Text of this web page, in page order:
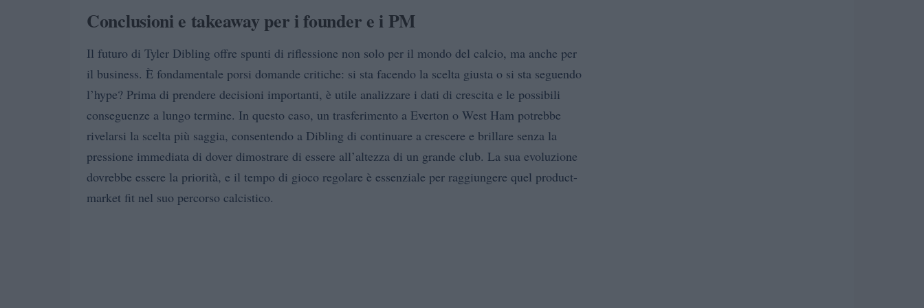
Conclusioni e takeaway per i founder e i PM
Il futuro di Tyler Dibling offre spunti di riflessione non solo per il mondo del calcio, ma anche per
il business. È fondamentale porsi domande critiche: si sta facendo la scelta giusta o si sta seguendo
l’hype? Prima di prendere decisioni importanti, è utile analizzare i dati di crescita e le possibili
conseguenze a lungo termine. In questo caso, un trasferimento a Everton o West Ham potrebbe
rivelarsi la scelta più saggia, consentendo a Dibling di continuare a crescere e brillare senza la
pressione immediata di dover dimostrare di essere all’altezza di un grande club. La sua evoluzione
dovrebbe essere la priorità, e il tempo di gioco regolare è essenziale per raggiungere quel product-
market fit nel suo percorso calcistico.